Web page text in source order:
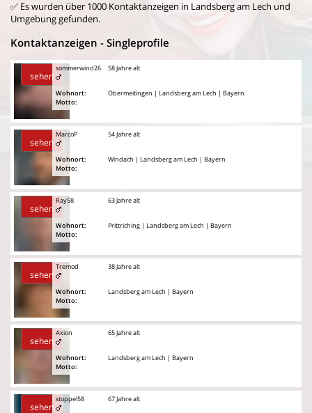
✅ Es wurden über 1000 Kontaktanzeigen in Landsberg am Lech und
Umgebung gefunden.
Kontaktanzeigen - Singleprofile
sehen
sommerwind26
Wohnort:
Motto:
58 Jahre alt
Obermeitingen | Landsberg am Lech | Bayern
sehen
MarcoP
Wohnort:
Motto:
54 Jahre alt
Windach | Landsberg am Lech | Bayern
sehen
Ray58
Wohnort:
Motto:
63 Jahre alt
Prittriching | Landsberg am Lech | Bayern
sehen
Tremod
Wohnort:
Motto:
38 Jahre alt
Landsberg am Lech | Bayern
sehen
Axion
Wohnort:
Motto:
65 Jahre alt
Landsberg am Lech | Bayern
sehen
stoppel58 67 Jahre alt